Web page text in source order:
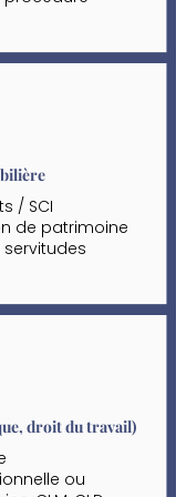
judiciaire
sein du cabinet
diplômée de
/ SCI
de patrimoine
droit du travail)
ou